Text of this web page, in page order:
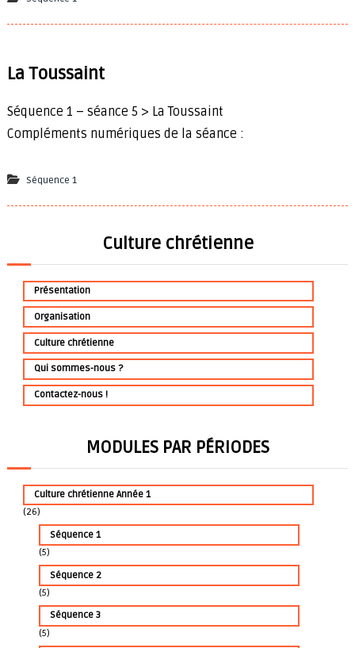
La Toussaint
Séquence 1 – séance 5 > La Toussaint
Compléments numériques de la séance :
Séquence 1
Culture chrétienne
Présentation
Organisation
Culture chrétienne
Qui sommes-nous ?
Contactez-nous !
MODULES PAR PÉRIODES
Culture chrétienne Année 1
(26)
Séquence 1
(5)
Séquence 2
(5)
Séquence 3
(5)